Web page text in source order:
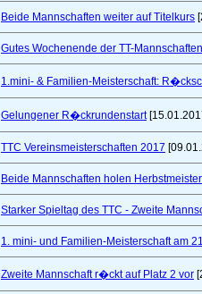
Beide Mannschaften weiter auf Titelkurs
Gutes Wochenende der TT-
1.mini- & Familien-Meisterschaft:
Gelungener R�ckrundenstart
TTC Vereinsmeisterschaften 2017
Beide Mannschaften holen
Starker Spieltag des TTC - Zweite
1. mini- und Familien-Meisterschaft am
Zweite Mannschaft r�ckt auf Platz 2 vor